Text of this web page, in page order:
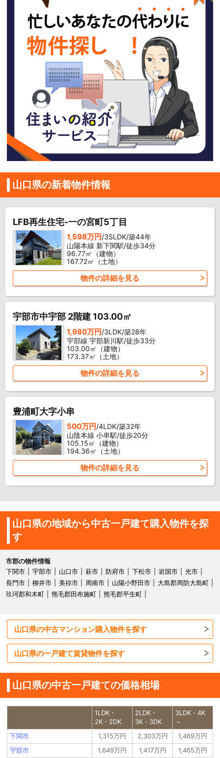
山口県の新着物件情報
LFB再生住宅-一の宮町5丁目
1,598万円/3SLDK/築44年
山陽本線 新下関駅/徒歩34分
96.77㎡（建物）
167.72㎡（土地）
物件の詳細を見る
宇部市中宇部 2階建 103.00㎡
1,980万円/3LDK/築28年
宇部線 宇部新川駅/徒歩33分
103.00㎡（建物）
173.37㎡（土地）
物件の詳細を見る
豊浦町大字小串
500万円/4LDK/築32年
山陰本線 小串駅/徒歩20分
105.15㎡（建物）
194.36㎡（土地）
物件の詳細を見る
山口県の地域から中古一戸建て購入物件を探
す
市郡の物件情報
下関市
宇部市 山口市 萩市 防府市 下松市 岩国市
光市
長門市
柳井市 美祢市 周南市 山陽小野田市
大島郡周防大島町
玖珂郡和木町
熊毛郡田布施町 熊毛郡平生町
山口県の中古マンション購入物件を探す
山口県の一戸建て賃貸物件を探す
山口県の中古一戸建ての価格相場
1LDK・
2K・2DK
2LDK・
3K・3DK
3LDK・4K
～
下関市
1,315万円 2,303万円
1,469万円
宇部市
1,649万円 1,417万円
1,465万円